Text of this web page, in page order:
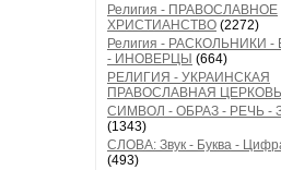
Религия - ПРАВОСЛАВНОЕ
ХРИСТИАНСТВО (2272)
Религия - РАСКОЛЬНИКИ -
- ИНОВЕРЦЫ (664)
РЕЛИГИЯ - УКРАИНСКАЯ
ПРАВОСЛАВНАЯ ЦЕРКОВЬ
СИМВОЛ - ОБРАЗ - РЕЧЬ -
(1343)
СЛОВА: Звук - Буква -
(493)